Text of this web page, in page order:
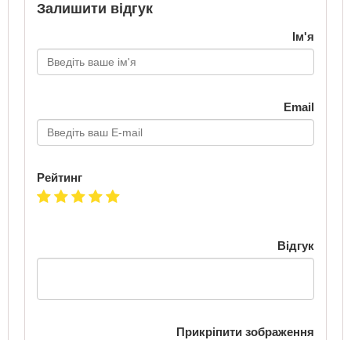
Залишити відгук
Ім'я
Email
Рейтинг
Відгук
Прикріпити зображення